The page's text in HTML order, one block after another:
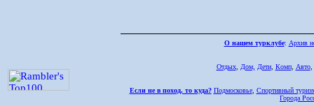
О нашем турклубе: Архив
Отдых, Дом, Дети, Комп, Авто,
Если не в поход, то куда? Подмосковье, Спортивный
Города